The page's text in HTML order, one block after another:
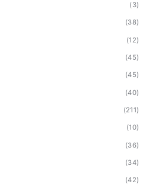
(3)
(38)
(12)
(45)
(45)
(40)
(211)
(10)
(36)
(34)
(42)